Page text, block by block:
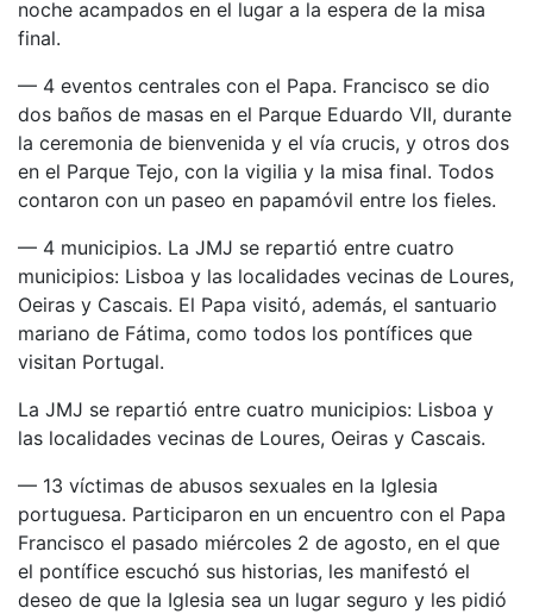
noche acampados en el lugar a la espera de la misa
final.
— 4 eventos centrales con el Papa. Francisco se dio
dos baños de masas en el Parque Eduardo VII, durante
la ceremonia de bienvenida y el vía crucis, y otros dos
en el Parque Tejo, con la vigilia y la misa final. Todos
contaron con un paseo en papamóvil entre los fieles.
— 4 municipios. La JMJ se repartió entre cuatro
municipios: Lisboa y las localidades vecinas de Loures,
Oeiras y Cascais. El Papa visitó, además, el santuario
mariano de Fátima, como todos los pontífices que
visitan Portugal.
La JMJ se repartió entre cuatro municipios: Lisboa y
las localidades vecinas de Loures, Oeiras y Cascais.
— 13 víctimas de abusos sexuales en la Iglesia
portuguesa. Participaron en un encuentro con el Papa
Francisco el pasado miércoles 2 de agosto, en el que
el pontífice escuchó sus historias, les manifestó el
deseo de que la Iglesia sea un lugar seguro y les pidió